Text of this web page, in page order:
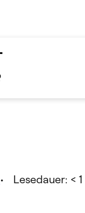
• Lesedauer: < 1